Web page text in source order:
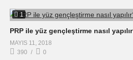
1
PRP ile yüz gençleştirme nasıl
MAYIS 11, 2018
390
0